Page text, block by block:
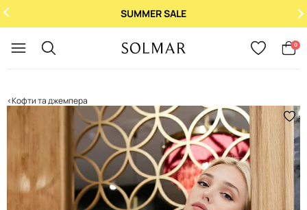
SUMMER SALE
0
Кофти та джемпера